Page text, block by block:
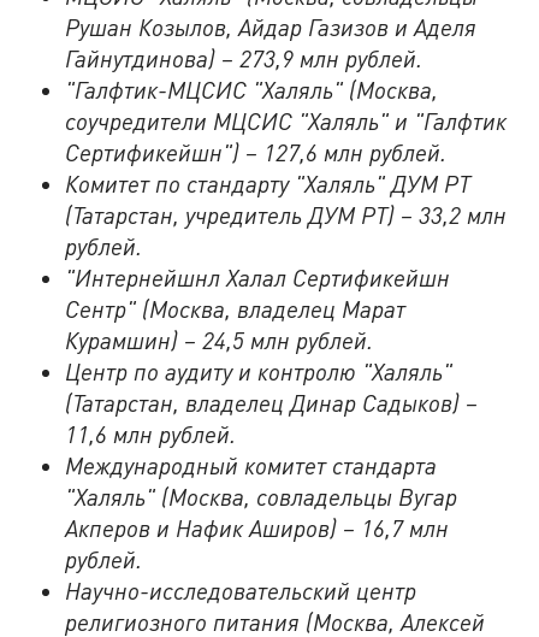
Рушан Козылов, Айдар Газизов и Аделя
Гайнутдинова) – 273,9 млн рублей.
"Галфтик-МЦСИС "Халяль" (Москва,
соучредители МЦСИС "Халяль" и "Галфтик
Сертификейшн") – 127,6 млн рублей.
Комитет по стандарту "Халяль" ДУМ РТ
(Татарстан, учредитель ДУМ РТ) – 33,2 млн
рублей.
"Интернейшнл Халал Сертификейшн
Сентр" (Москва, владелец Марат
Курамшин) – 24,5 млн рублей.
Центр по аудиту и контролю "Халяль"
(Татарстан, владелец Динар Садыков) –
11,6 млн рублей.
Международный комитет стандарта
"Халяль" (Москва, совладельцы Вугар
Акперов и Нафик Аширов) – 16,7 млн
рублей.
Научно-исследовательский центр
религиозного питания (Москва, Алексей